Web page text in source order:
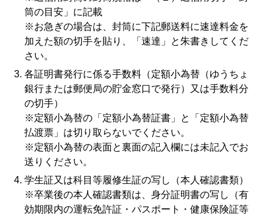
筒の目安」に記載
※お急ぎの場合は、封筒に下記郵送料に速達料金を
加えた額の切手を貼り、「速達」と朱書きしてくだ
さい。
各証明書発行に係る手数料（定額小為替（ゆうちょ
銀行または郵便局の貯金窓口で発行）又は手数料分
の切手）
※定額小為替の「定額小為替証書」と「定額小為替
払渡票」は切り取らないでください。
※定額小為替の表面と裏面の記入欄には未記入でお
送りください。
学生証又は科目等履修生証の写し（本人確認書類）
※卒業後の本人確認書類は、身分証明書の写し（有
効期限内の運転免許証・パスポート・健康保険証等